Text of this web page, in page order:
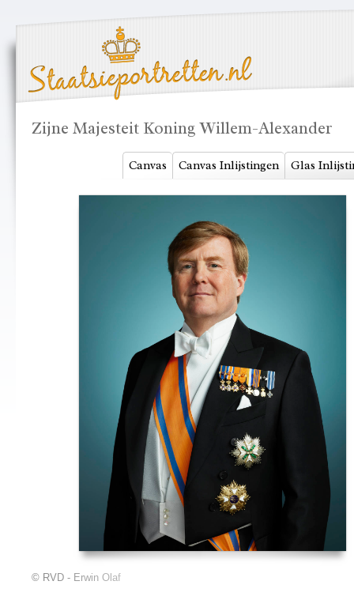
Zijne Majesteit Koning Willem-Alexander
Canvas Canvas Inlijstingen Glas
© RVD - Erwin Olaf